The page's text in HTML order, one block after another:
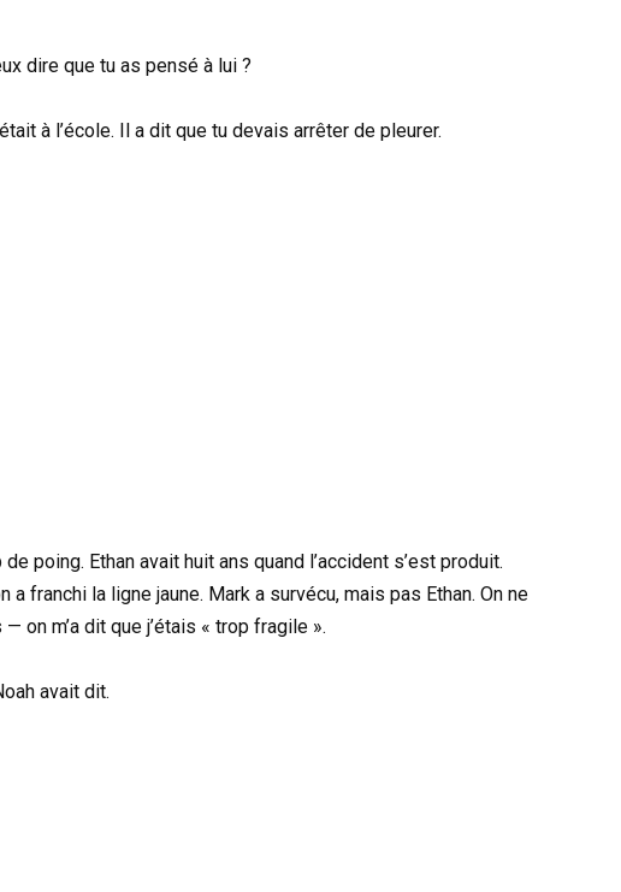
dire que tu as pensé à lui ?
à l’école. Il a dit que tu devais arrêter de pleurer.
poing. Ethan avait huit ans quand l’accident s’est produit.
a franchi la ligne jaune. Mark a survécu, mais pas Ethan. On ne
on m’a dit que j’étais « trop fragile ».
avait dit.